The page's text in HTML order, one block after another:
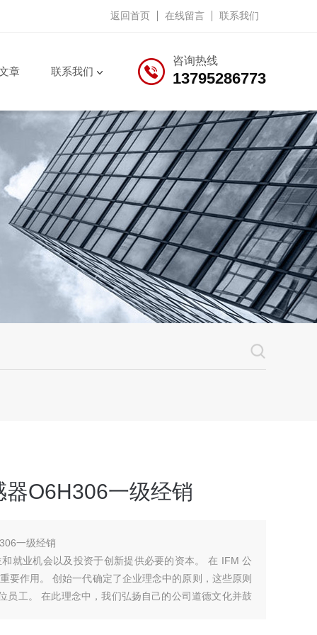
返回首页 在线留言 联系我们
咨询热线
13795286773
章 联系我们
O6H306一级经销
一级经销
就业机会以及投资于创新提供必要的资本。 在 IFM 公
要作用。 创始一代确定了企业理念中的原则，这些原则
员工。 在此理念中，我们弘扬自己的公司道德文化并鼓